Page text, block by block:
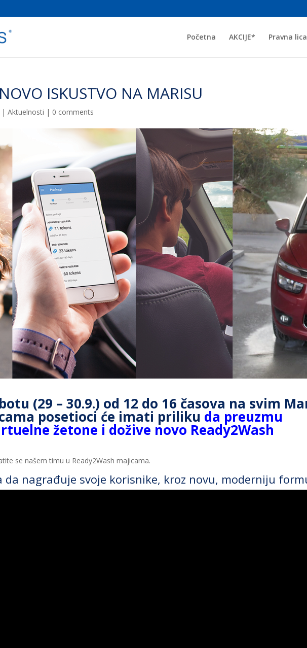
Početna AKCIJE* Pravna lica
ISKUSTVO NA MARISU
|Aktuelnosti | 0 comments
(29 – 30.9.) od 12 do 16 časova na svim
posetioci će imati priliku da preuzmu
žetone i dožive novo Ready2Wash
se našem timu u Ready2Wash majicama.
da nagrađuje svoje korisnike, kroz novu, moderniju